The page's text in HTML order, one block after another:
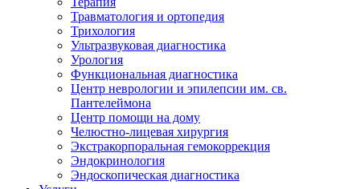
Травматология и ортопедия
Трихология
Ультразвуковая диагностика
Урология
Функциональная диагностика
Центр неврологии и эпилепсии им. св.
Пантелеймона
Центр помощи на дому
Челюстно-лицевая хирургия
Экстракорпоральная гемокоррекция
Эндокринология
Эндоскопическая диагностика